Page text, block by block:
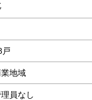
戸
地域
員なし